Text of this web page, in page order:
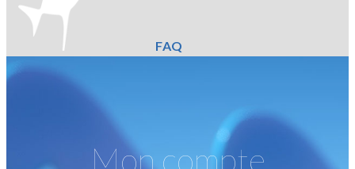
FAQ
Mon compte